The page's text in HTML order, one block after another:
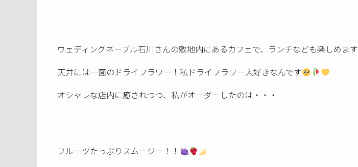
ウェディングネーブル石川さんの敷地内にあるカフェで、ランチなども楽しめます
天井には一面のドライフラワー！私ドライフラワー大好きなんです
オシャレな店内に癒されつつ、私がオーダーしたのは・・・
フルーツたっぷりスムージー！！